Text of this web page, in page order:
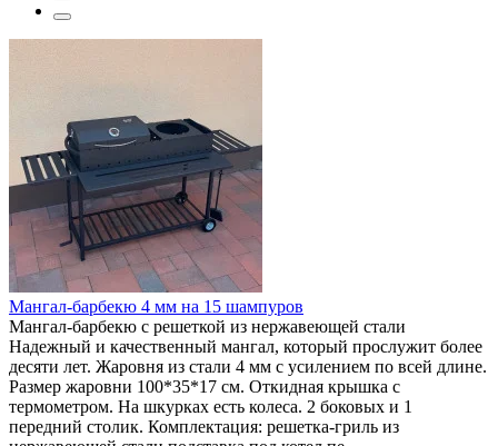
Мангал-барбекю 4 мм на 15 шампуров
Мангал-барбекю с решеткой из нержавеющей стали
Надежный и качественный мангал, который прослужит более
десяти лет. Жаровня из стали 4 мм с усилением по всей длине.
Размер жаровни 100*35*17 см. Откидная крышка с
термометром. На шкурках есть колеса. 2 боковых и 1
передний столик. Комплектация: решетка-гриль из